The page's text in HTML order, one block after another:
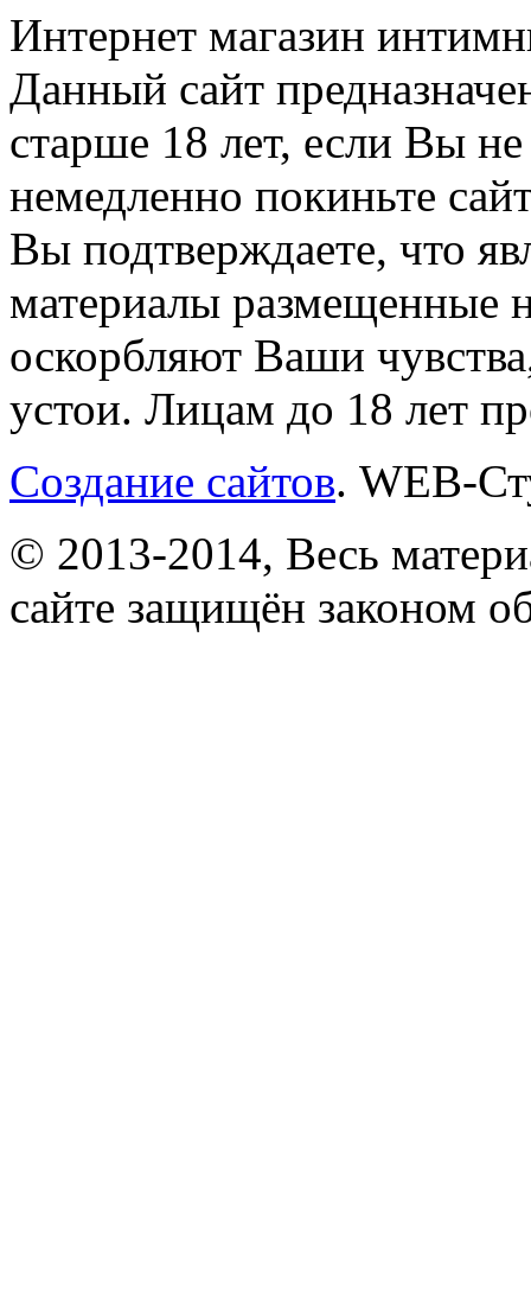
Интернет магазин
Данный сайт
старше 18 лет, если Вы
немедленно покиньте
Вы подтверждаете, что
материалы размещенные
оскорбляют Ваши
устои. Лицам до 18 лет
Создание сайтов. WEB-
© 2013-2014, Весь
сайте защищён законом